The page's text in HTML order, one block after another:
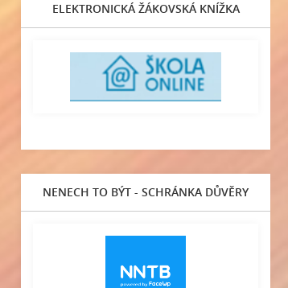
ELEKTRONICKÁ ŽÁKOVSKÁ KNÍŽKA
NENECH TO BÝT - SCHRÁNKA DŮVĚRY